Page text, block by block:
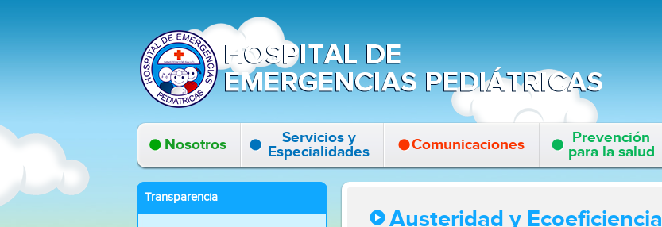
Nosotros Servicios y
Especialidades Comunicaciones Prevención
para la salud
Transparencia
Austeridad y Ecoeficiencia